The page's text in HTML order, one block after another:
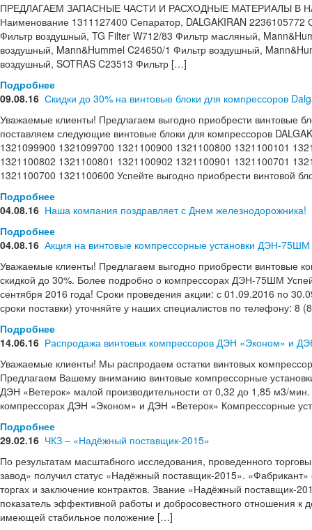
ПРЕДЛАГАЕМ ЗАПАСНЫЕ ЧАСТИ И РАСХОДНЫЕ МАТЕРИАЛЫ В
Наименование 1311127400 Сепаратор, DALGAKIRAN
Фильтр воздушный, TG Filter W712/83 Фильтр масляный,
воздушный, Mann&Hummel C24650/1 Фильтр воздушный,
воздушный, SOTRAS C23513 Фильтр […]
Подробнее
09.08.16 Скидки до 30% на винтовые блоки для компрессоров
Уважаемые клиенты! Предлагаем выгодно приобрести винтовые
поставляем следующие винтовые блоки для компрессоров
1321099900 1321099700 1321100900 1321100800 1321100101
1321100802 1321100801 1321100902 1321100901 1321100701
1321100700 1321100600 Успейте выгодно приобрести винтовой
Подробнее
04.08.16 Наша компания поздравляет с Днем железнодорожника!
Подробнее
04.08.16 Акция на винтовые компрессорные установки ДЭН-75ШМ
Уважаемые клиенты! Предлагаем выгодно приобрести
скидкой до 30%. Более подробно о компрессорах ДЭН-75ШМ
сентября 2016 года! Сроки проведения акции: с 01.09.2016 по
сроки поставки) уточняйте у наших специалистов по телефону: 8
Подробнее
14.06.16 Распродажа винтовых компрессоров ДЭН «Эконом» и
Уважаемые клиенты! Мы распродаем остатки винтовых
Предлагаем Вашему вниманию винтовые компрессорные
ДЭН «Ветерок» малой производительности от 0,32 до 1,85 м3/
компрессорах ДЭН «Эконом» и ДЭН «Ветерок» Компрессорные
Подробнее
29.02.16 ЧКЗ – «Надёжный поставщик-2015»
По результатам масштабного исследования, проведенного
завод» получил статус «Надёжный поставщик-2015».
торгах и заключение контрактов. Звание «Надёжный поставщик-
показатель эффективной работы и добросовестного отношения к
имеющей стабильное положение […]